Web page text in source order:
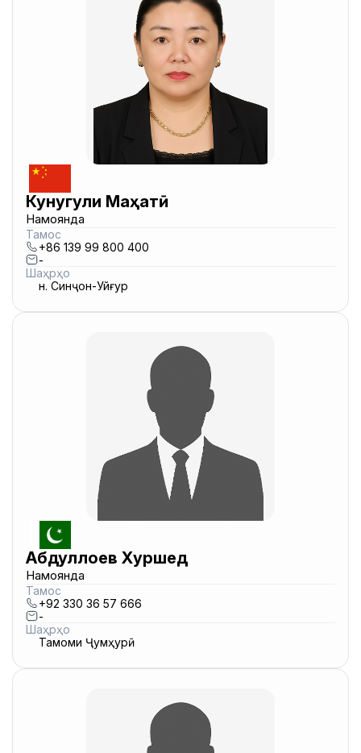
Кунугули Маҳатӣ
Намоянда
Тамос
+86 139 99 800 400
-
Шаҳрҳо
н. Синҷон-Уйғур
Абдуллоев Хуршед
Намоянда
Тамос
+92 330 36 57 666
-
Шаҳрҳо
Тамоми Ҷумҳурӣ